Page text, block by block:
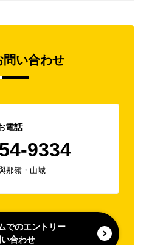
問い合わせ
電話
9334
那嶺・山城
でのエントリー
合わせ